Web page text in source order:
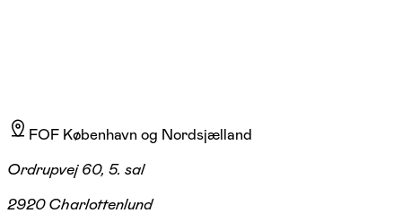
FOF København og Nordsjælland
Ordrupvej 60, 5. sal
2920 Charlottenlund